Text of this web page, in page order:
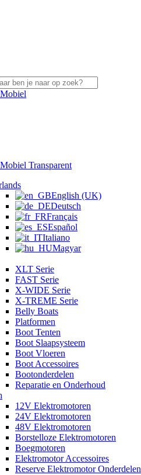
English (UK)
Deutsch
Français
Español
Italiano
Magyar
XLT Serie
FAST Serie
X-WIDE Serie
X-TREME Serie
Belly Boats
Platformen
Boot Tenten
Boot Slaapsysteem
Boot Vloeren
Boot Accessoires
Bootonderdelen
Reparatie en Onderhoud
12V Elektromotoren
24V Elektromotoren
48V Elektromotoren
Borstelloze Elektromotoren
Boegmotoren
Elektromotor Accessoires
Reserve Elektromotor Onderdelen